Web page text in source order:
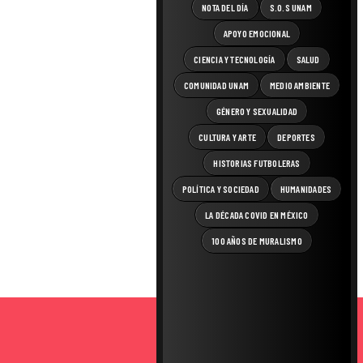
NOTA DEL DÍA S.O.S UNAM
APOYO EMOCIONAL
CIENCIA Y TECNOLOGÍA SALUD
COMUNIDAD UNAM MEDIO AMBIENTE
GÉNERO Y SEXUALIDAD
CULTURA Y ARTE DEPORTES
HISTORIAS FUTBOLERAS
POLÍTICA Y SOCIEDAD HUMANIDADES
LA DÉCADA COVID EN MÉXICO
100 AÑOS DE MURALISMO